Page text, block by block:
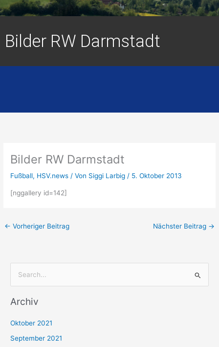
Bilder RW Darmstadt
Bilder RW Darmstadt
Fußball, HSV.news / Von Siggi Larbig/ 5. Oktober 2013
[nggallery id=142]
← Vorheriger Beitrag Nächster Beitrag →
c
n
Archiv
Oktober 2021
September 2021